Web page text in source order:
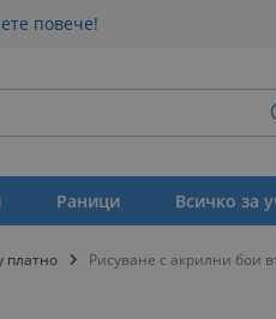
повече!
Раници Всичко за
платно Рисуване с акрилни бои